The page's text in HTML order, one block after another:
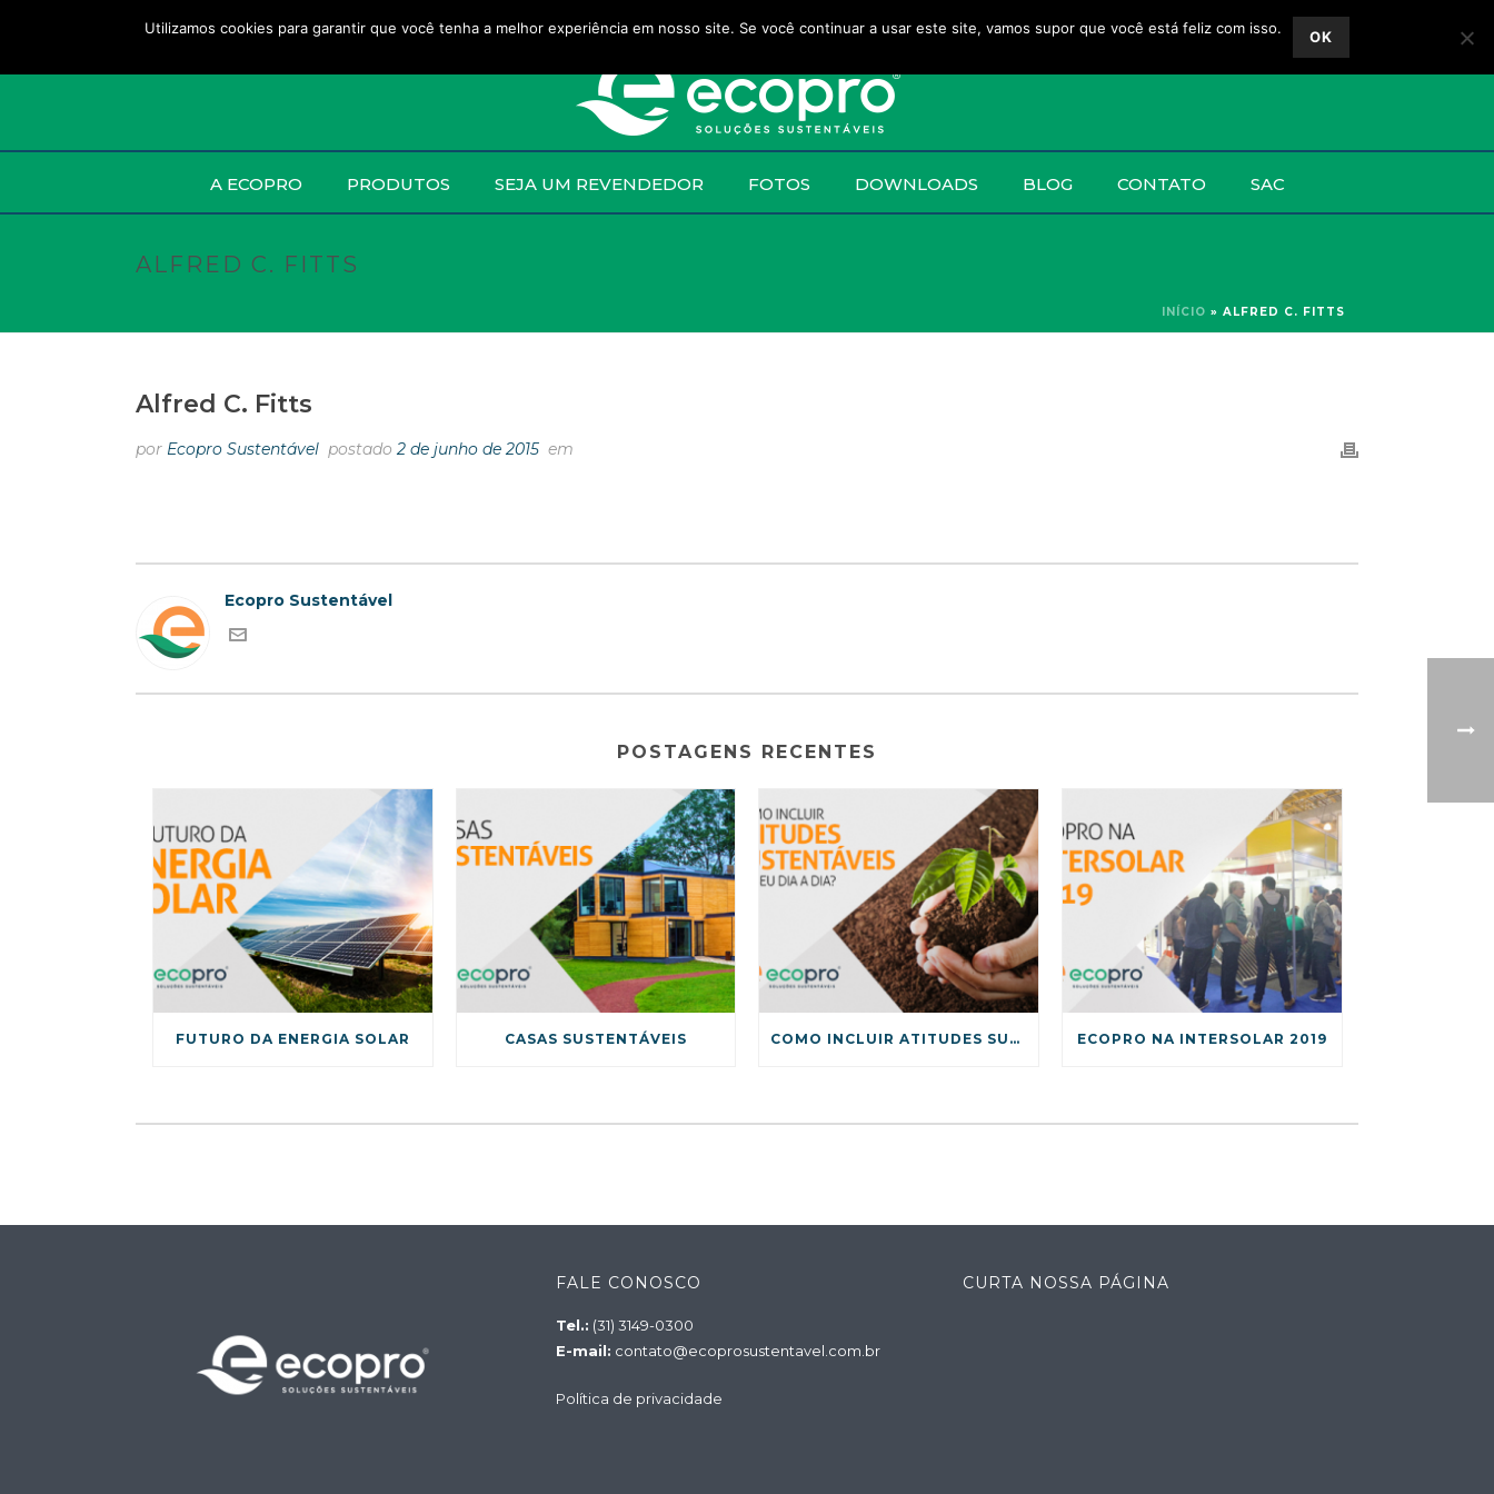
A ECOPRO PRODUTOS SEJA UM REVENDEDOR FOTOS DOWNLOADS BLOG CONTATO SAC
ALFRED C. FITTS
INÍCIO » ALFRED C. FITTS
Alfred C. Fitts
por Ecopro Sustentável postado2 de junho de 2015 em
Ecopro Sustentável
POSTAGENS RECENTES
FUTURO DA ENERGIA SOLAR CASAS SUSTENTÁVEIS COMO INCLUIR ATITUDES SUSTENTÁVEIS NO SEU DIA A DIA? ECOPRO NA INTERSOLAR 2019
FALE CONOSCO
Tel.: (31) 3149-0300
E-mail: contato@ecoprosustentavel.com.br
Política de privacidade
CURTA NOSSA PÁGINA
Utilizamos cookies para garantir que você tenha a melhor experiência em nosso site. Se você continuar a usar este site, vamos supor que você está feliz com isso. OK